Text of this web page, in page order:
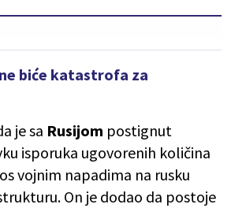
biće katastrofa za
je sa Rusijom postignut
isporuka ugovorenih količina
vojnim napadima na rusku
On je dodao da postoje